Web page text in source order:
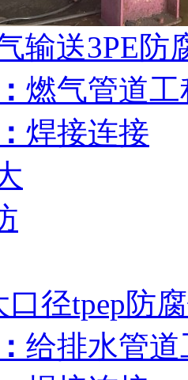
输送3PE防
燃气管道工
焊接连接
口径tpep防
给排水管道